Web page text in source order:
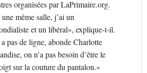
organisées par LaPrimaire.org.
même salle, j’ai un
et un libéral», explique-t-il.
a pas de ligne, abonde Charlotte
on n’a pas besoin d’être le
sur la couture du pantalon.»